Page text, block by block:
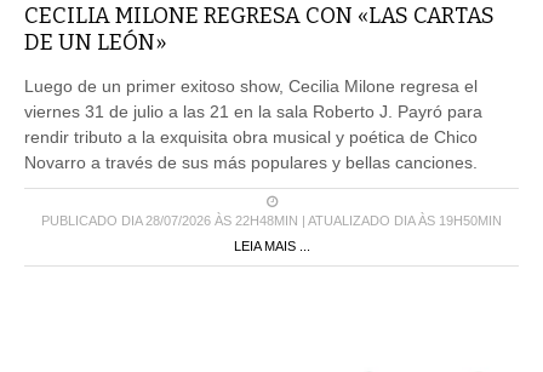
CECILIA MILONE REGRESA CON «LAS CARTAS
DE UN LEÓN»
Luego de un primer exitoso show, Cecilia Milone regresa el
viernes 31 de julio a las 21 en la sala Roberto J. Payró para
rendir tributo a la exquisita obra musical y poética de Chico
Novarro a través de sus más populares y bellas canciones.
PUBLICADO DIA 28/07/2026 ÀS 22H48MIN | ATUALIZADO DIA ÀS 19H50MIN
LEIA MAIS ...